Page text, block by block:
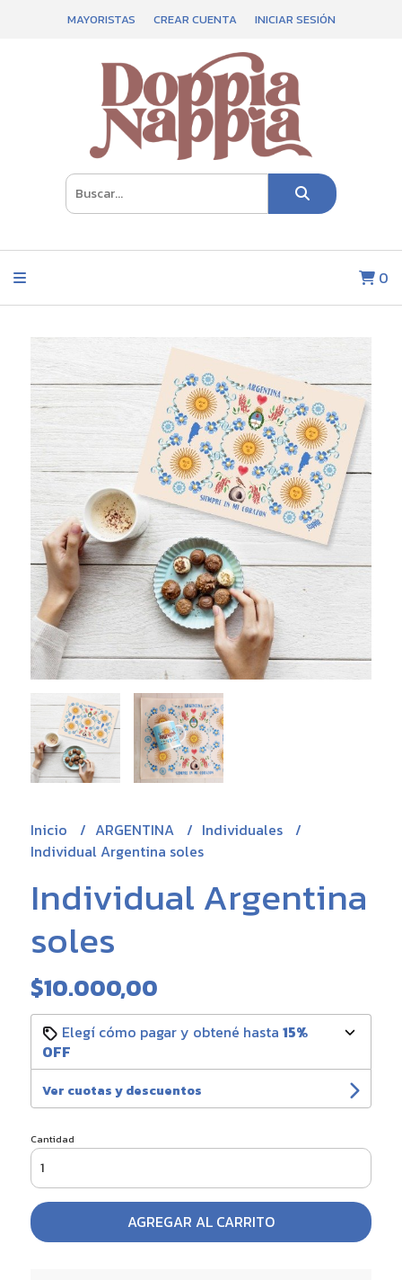
MAYORISTAS CREAR CUENTA INICIAR SESIÓN
0
Inicio ARGENTINA
Individuales
Individual Argentina soles
Individual Argentina
soles
$10.000,00
Elegí cómo pagar y obtené hasta 15%
OFF
Ver cuotas y descuentos
Cantidad
AGREGAR AL CARRITO